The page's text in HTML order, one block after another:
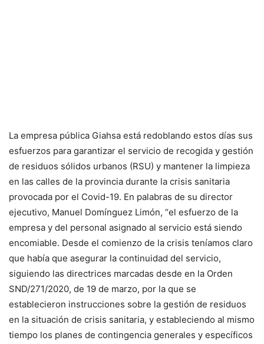
La empresa pública Giahsa está redoblando estos días sus
esfuerzos para garantizar el servicio de recogida y gestión
de residuos sólidos urbanos (RSU) y mantener la limpieza
en las calles de la provincia durante la crisis sanitaria
provocada por el Covid-19. En palabras de su director
ejecutivo, Manuel Domínguez Limón, “el esfuerzo de la
empresa y del personal asignado al servicio está siendo
encomiable. Desde el comienzo de la crisis teníamos claro
que había que asegurar la continuidad del servicio,
siguiendo las directrices marcadas desde en la Orden
SND/271/2020, de 19 de marzo, por la que se
establecieron instrucciones sobre la gestión de residuos
en la situación de crisis sanitaria, y estableciendo al mismo
tiempo los planes de contingencia generales y específicos